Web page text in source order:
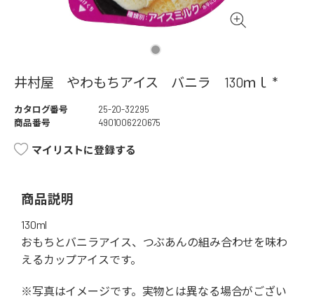
井村屋 やわもちアイス バニラ 130ｍｌ *
カタログ番号
25-20-32295
商品番号
4901006220675
マイリストに登録する
商品説明
130ml
おもちとバニラアイス、つぶあんの組み合わせを味わ
えるカップアイスです。
※写真はイメージです。実物とは異なる場合がござい